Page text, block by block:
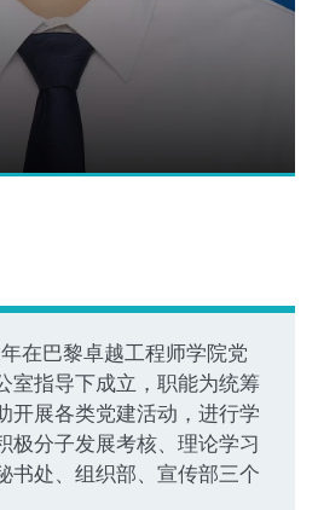
在巴黎卓越工程师学院党
室指导下成立，职能为统筹
开展各类党建活动，进行学
极分子发展考核、理论学习
书处、组织部、宣传部三个